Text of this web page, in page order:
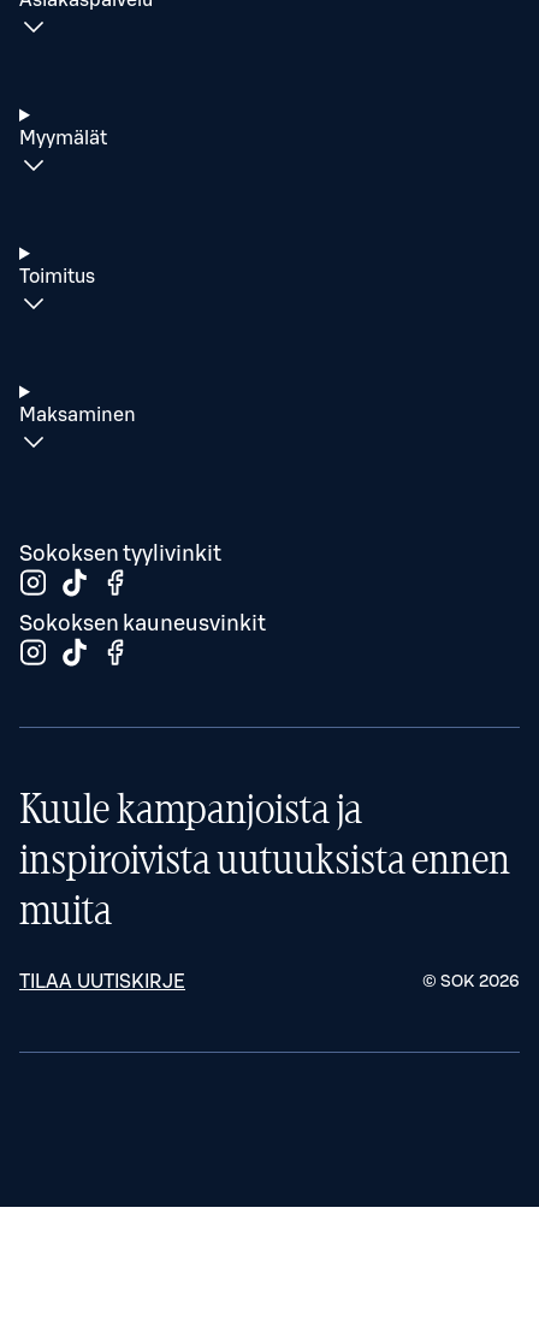
Myymälät
Toimitus
Maksaminen
Sokoksen tyylivinkit
Sokoksen kauneusvinkit
Kuule kampanjoista ja
inspiroivista uutuuksista ennen
muita
TILAA UUTISKIRJE © SOK 2026